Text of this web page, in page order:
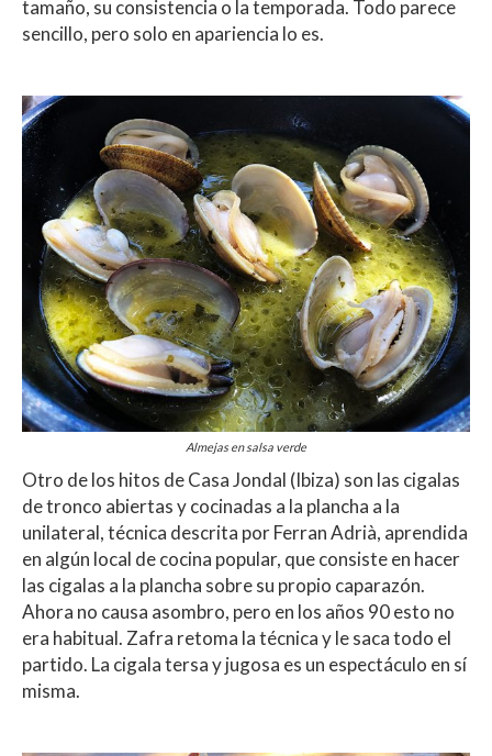
tamaño, su consistencia o la temporada. Todo parece
sencillo, pero solo en apariencia lo es.
Almejas en salsa verde
Otro de los hitos de Casa Jondal (Ibiza) son las cigalas
de tronco abiertas y cocinadas a la plancha a la
unilateral, técnica descrita por Ferran Adrià, aprendida
en algún local de cocina popular, que consiste en hacer
las cigalas a la plancha sobre su propio caparazón.
Ahora no causa asombro, pero en los años 90 esto no
era habitual. Zafra retoma la técnica y le saca todo el
partido. La cigala tersa y jugosa es un espectáculo en sí
misma.